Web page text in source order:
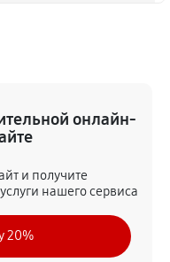
EF 75-300mm F4-
онлайн-
и получите
нашего сервиса
20%